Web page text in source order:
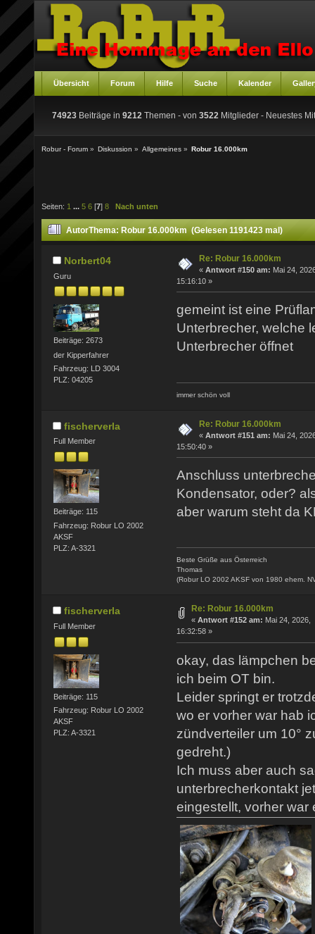
Übersicht Forum Hilfe Suche Kalender
74923 Beiträge in 9212 Themen - von 3522 Mitglieder - Neuestes
Robur - Forum » Diskussion » Allgemeines » Robur 16.000km
Seiten: 1 ... 5 6 [7] 8 Nach unten
AutorThema: Robur 16.000km (Gelesen 1191423 mal)
Norbert04
Guru
Beiträge: 2673
der Kipperfahrer
Fahrzeug: LD 3004
PLZ: 04205
Re: Robur 16.000km
« Antwort #150 am: Mai 24,
15:16:10 »
gemeint ist eine
Unterbrecher, welche
Unterbrecher öffnet
immer schön voll
fischerverla
Full Member
Beiträge: 115
Fahrzeug: Robur LO 2002
AKSF
PLZ: A-3321
Re: Robur 16.000km
« Antwort #151 am: Mai 24,
15:50:40 »
Anschluss
Kondensator, oder?
aber warum steht da
Beste Grüße aus Österreich
Thomas
(Robur LO 2002 AKSF von 1980 ehem.
fischerverla
Full Member
Beiträge: 115
Fahrzeug: Robur LO 2002
AKSF
PLZ: A-3321
Re: Robur 16.000km
« Antwort #152 am: Mai 24, 2026,
16:32:58 »
okay, das lämpchen
ich beim OT bin.
Leider springt er
wo er vorher war hab
zündverteiler um 10°
gedreht.)
Ich muss aber auch
unterbrecherkontakt
eingestellt, vorher war